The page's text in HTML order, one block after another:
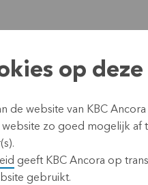
op
de website van KBC
zo goed mogelijk
geeft KBC Ancora op
gebruikt.